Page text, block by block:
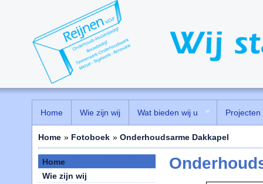
Home » Fotoboek » Onderhoudsarme Dakkapel
Home
Wie zijn wij
Home Wie zijn wij Wat bieden wij u Projecten